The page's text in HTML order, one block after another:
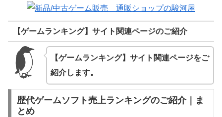
【ゲームランキング】サイト関連ページのご紹介
【ゲームランキング】サイト関連ページをご
紹介します。
歴代ゲームソフト売上ランキングのご紹介｜ま
とめ